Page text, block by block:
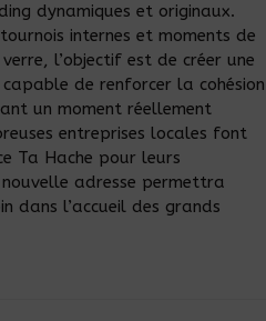
dynamiques et originaux.
internes et moments de
l’objectif est de créer une
de renforcer la cohésion
un moment réellement
entreprises locales font
Ta Hache pour leurs
adresse permettra
dans l’accueil des grands